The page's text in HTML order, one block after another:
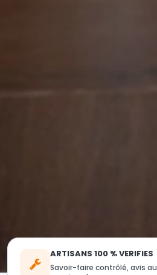
ARTISANS 100 % VERIFIES
Savoir-faire contrôlé, avis